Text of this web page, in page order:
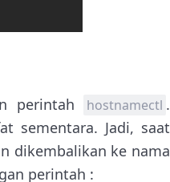
perintah hostnamectl .
sementara. Jadi, saat
dikembalikan ke nama
perintah :